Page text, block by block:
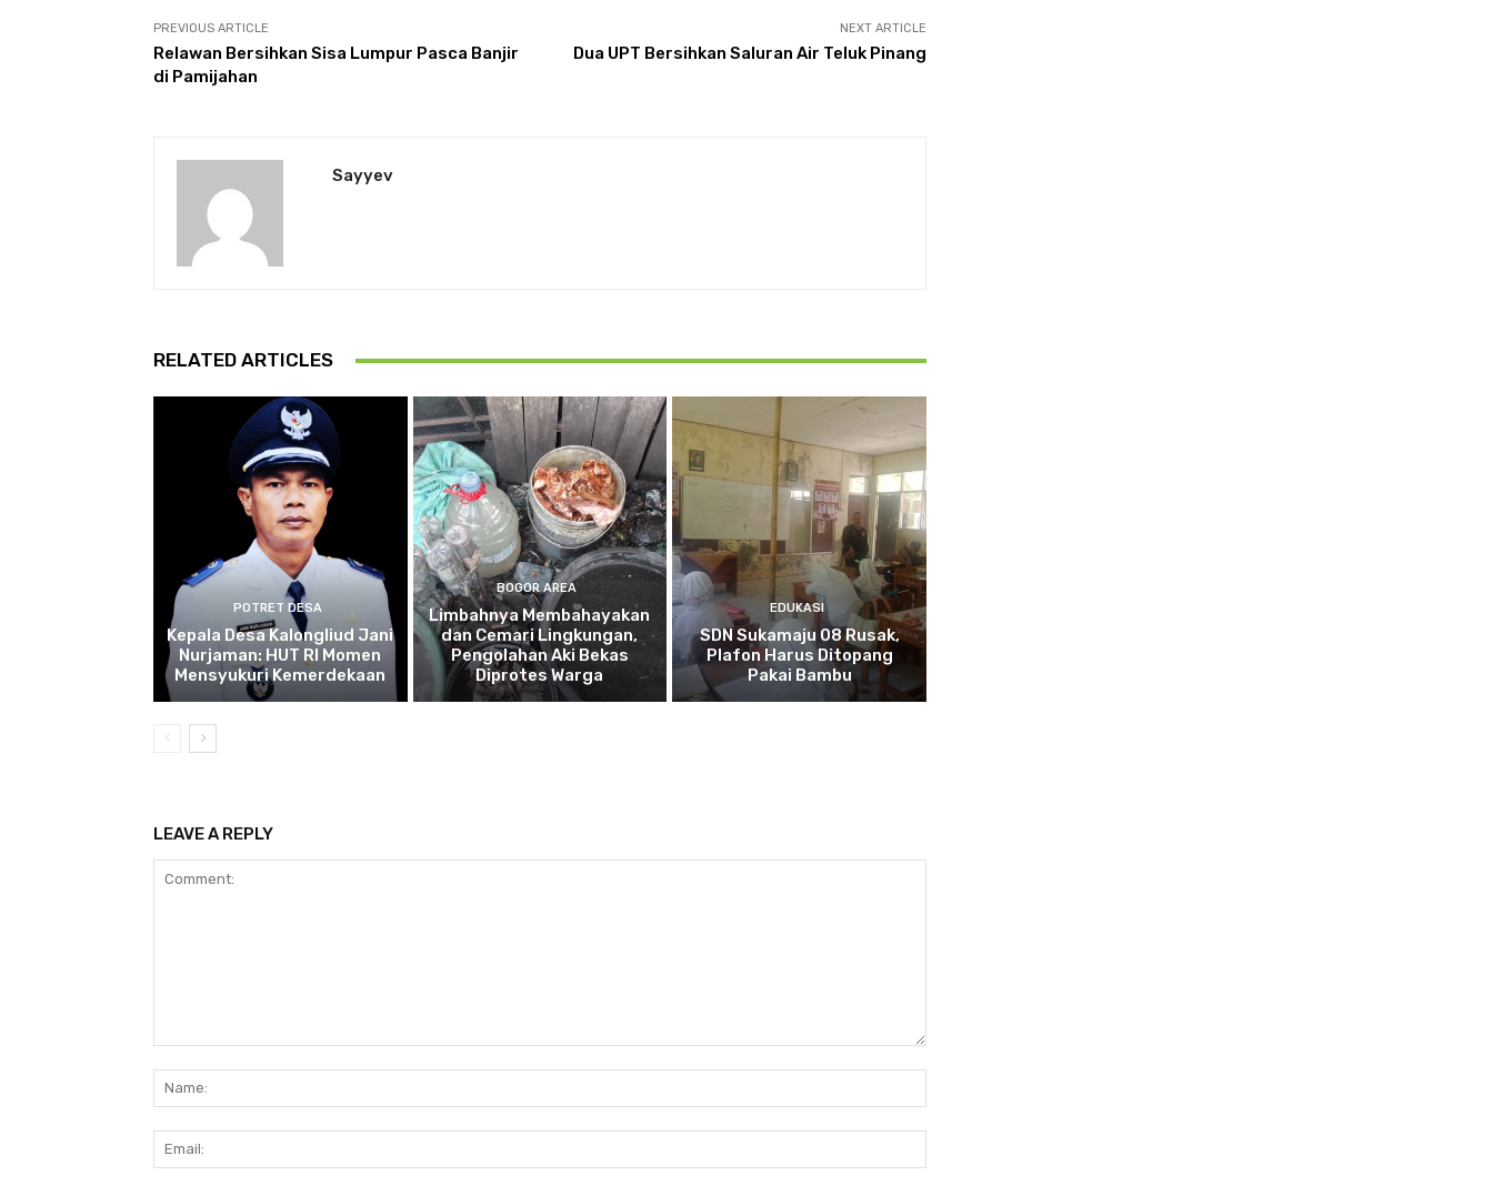
PREVIOUS ARTICLE
Relawan Bersihkan Sisa Lumpur Pasca Banjir
di Pamijahan
NEXT ARTICLE
Dua UPT Bersihkan Saluran Air Teluk Pinang
Sayyev
RELATED ARTICLES
POTRET DESA
Kepala Desa Kalongliud Jani
Nurjaman: HUT RI Momen
Mensyukuri Kemerdekaan
BOGOR AREA
Limbahnya Membahayakan
dan Cemari Lingkungan,
Pengolahan Aki Bekas
Diprotes Warga
EDUKASI
SDN Sukamaju 08 Rusak,
Plafon Harus Ditopang
Pakai Bambu
LEAVE A REPLY